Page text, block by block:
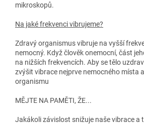
mikroskopů.
Na jaké frekvenci vibrujeme?
Zdravý organismus vibruje na vyšší
nemocný. Když člověk onemocní, část
na nižších frekvencích. Aby se tělo
zvýšit vibrace nejprve nemocného místa
organismu
MĚJTE NA PAMĚTI, ŽE...
Jakákoli závislost snižuje naše vibrace a